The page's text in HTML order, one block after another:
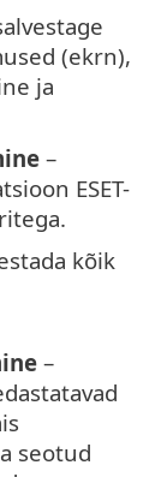
(ekrn),
ja
–
ESET-
kõik
–
seotud